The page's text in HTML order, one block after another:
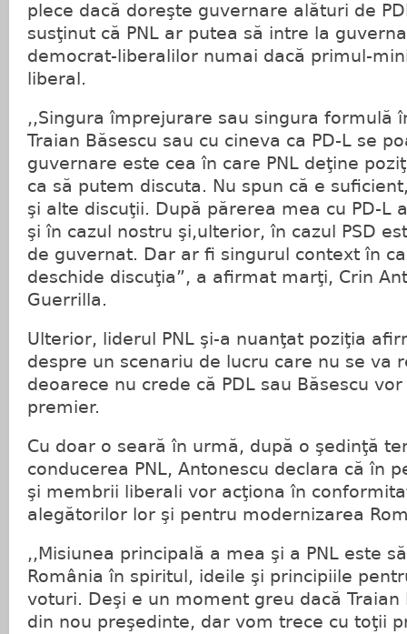
plece dacă doreşte guvernare alături de
susţinut că PNL ar putea să intre la
democrat-liberalilor numai dacă primul-
liberal.
,,Singura împrejurare sau singura formulă
Traian Băsescu sau cu cineva ca PD-L se
guvernare este cea în care PNL deţine
ca să putem discuta. Nu spun că e
şi alte discuţii. După părerea mea cu PD-L
şi în cazul nostru şi,ulterior, în cazul PSD
de guvernat. Dar ar fi singurul context în
deschide discuţia”, a afirmat marţi, Crin
Guerrilla.
Ulterior, liderul PNL şi-a nuanţat poziţia
despre un scenariu de lucru care nu se va
deoarece nu crede că PDL sau Băsescu
premier.
Cu doar o seară în urmă, după o şedinţă
conducerea PNL, Antonescu declara că în
şi membrii liberali vor acţiona în
alegătorilor lor şi pentru modernizarea
,,Misiunea principală a mea şi a PNL este
România în spiritul, ideile şi principiile
voturi. Deşi e un moment greu dacă Traian
din nou preşedinte, dar vom trece cu toţii